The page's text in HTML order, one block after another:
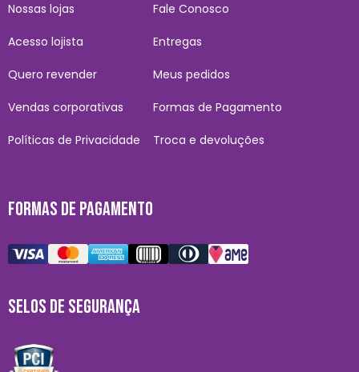
Nossas lojas
Acesso lojista
Quero revender
Vendas corporativas
Políticas de Privacidade
Fale Conosco
Entregas
Meus pedidos
Formas de Pagamento
Troca e devoluções
FORMAS DE PAGAMENTO
SELOS DE SEGURANÇA